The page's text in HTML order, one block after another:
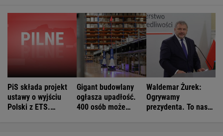
PiS składa projekt
ustawy o wyjściu
Polski z ETS.
Gigant budowlany
ogłasza upadłość.
400 osób może
Waldemar Żurek:
Ogrywamy
prezydenta. To nasz